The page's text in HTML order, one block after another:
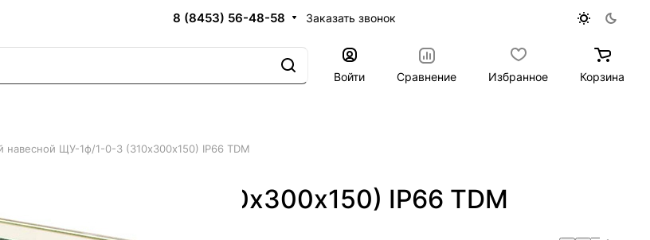
8 (8453) 56-48-58 Заказать звонок
Войти Сравнение Избранное Корзина
навесной ЩУ-1ф/1-0-3 (310х300х150) IP66 TDM
ЩУ-1ф/1-0-3 (310х300х150) IP66 TDM